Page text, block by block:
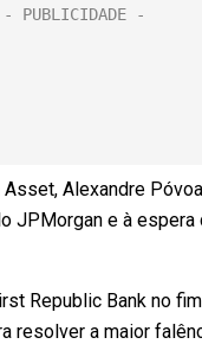
Alexandre
e à espera
Republic Bank no
resolver a maior